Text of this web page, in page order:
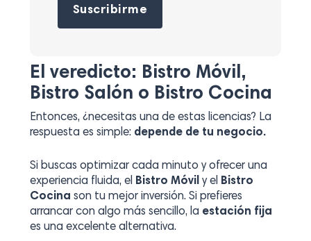
El veredicto: Bistro Móvil,
Bistro Salón o Bistro Cocina
Entonces, ¿necesitas una de estas licencias? La
respuesta es simple: depende de tu negocio.
Si buscas optimizar cada minuto y ofrecer una
experiencia fluida, el Bistro Móvily el Bistro
Cocina son tu mejor inversión. Si prefieres
arrancar con algo más sencillo, la estación fija
es una excelente alternativa.